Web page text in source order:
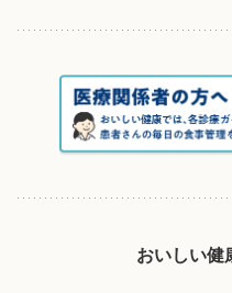
おいしい健